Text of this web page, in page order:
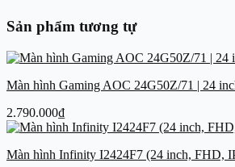
Sản phẩm tương tự
Màn hình Gaming AOC 24G50Z/71 | 24
2.790.000₫
Màn hình Infinity I2424F7 (24 inch, FHD,